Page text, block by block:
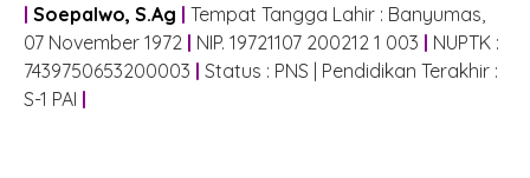
| Soepalwo, S.Ag | Tempat Tangga Lahir : Banyumas,
07 November 1972 | NIP. 19721107 200212 1 003 | NUPTK :
7439750653200003 | Status : PNS | Pendidikan Terakhir :
S-1 PAI |